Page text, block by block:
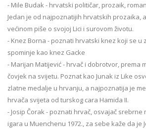
- Mile Budak - hrvatski političar, prozaik,
Jedan je od najpoznatijih hrvatskih prozaika,
većinom piše o svojoj Lici i surovom životu.
- Knez Borna - poznati hrvatski knez koji se u
spominje kao knez Gacke
- Marijan Matijević - hrvač i dobrotvor, prema
čovjek na svijetu. Poznat kao Junak iz Like
zlatne medalje u hrvanju, a najpoznatija je
hrvača svijeta od turskog cara Hamida II.
- Josip Čorak - poznati hrvač, osvajač srebrne
igara u Muenchenu 1972., za sebe kaže da je